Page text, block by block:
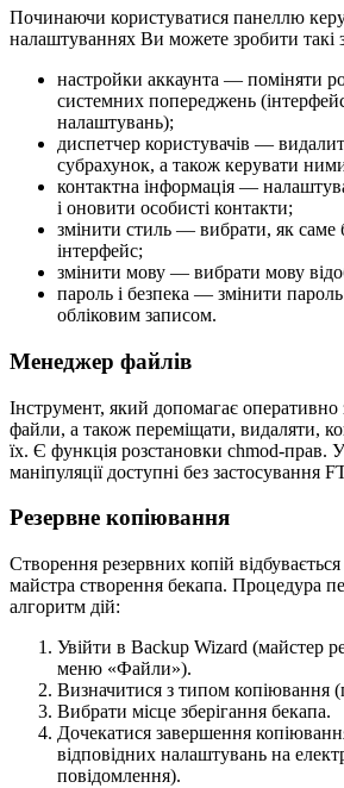
Починаючи користуватися панеллю
налаштуваннях Ви можете зробити такі
настройки аккаунта — поміняти
системних попереджень
налаштувань);
диспетчер користувачів —
субрахунок, а також керувати
контактна інформація —
і оновити особисті контакти;
змінити стиль — вибрати, як саме
інтерфейс;
змінити мову — вибрати мову
пароль і безпека — змінити пароль
обліковим записом.
Менеджер файлів
Інструмент, який допомагає оперативно
файли, а також переміщати, видаляти,
їх. Є функція розстановки chmod-прав. У
маніпуляції доступні без застосування
Резервне копіювання
Створення резервних копій
майстра створення бекапа. Процедура
алгоритм дій:
Увійти в Backup Wizard (майстер
меню «Файли»).
Визначитися з типом копіювання
Вибрати місце зберігання бекапа.
Дочекатися завершення
відповідних налаштувань на
повідомлення).